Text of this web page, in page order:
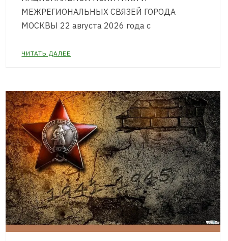
МЕЖРЕГИОНАЛЬНЫХ СВЯЗЕЙ ГОРОДА
МОСКВЫ 22 авryста 2026 года с
ЧИТАТЬ ДАЛЕЕ